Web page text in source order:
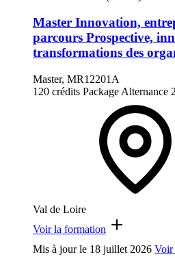
Master Innovation,
parcours Prospective,
transformations des
Master, MR12201A
120 crédits Package Alternance
Val de Loire
Voir la formation
Mis à jour le 18 juillet 2026 Voir